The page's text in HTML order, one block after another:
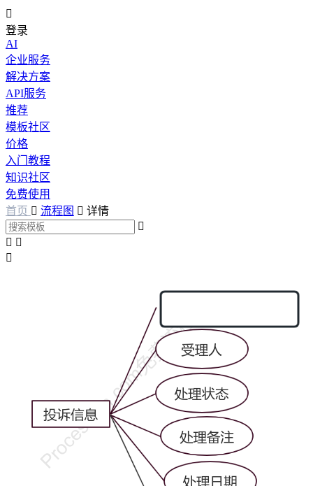

登录
AI
企业服务
解决方案
API服务
推荐
模板社区
价格
入门教程
知识社区
免费使用
首页  流程图  详情

 
